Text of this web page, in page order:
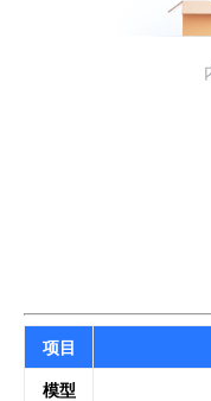
项目
模型